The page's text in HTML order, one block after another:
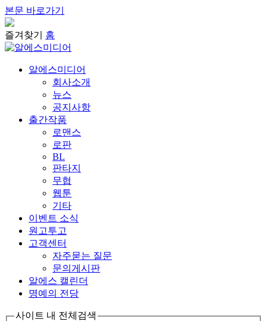
본문 바로가기
즐겨찾기 홈
알에스미디어
회사소개
뉴스
공지사항
출간작품
로맨스
로판
BL
판타지
무협
웹툰
기타
이벤트 소식
원고투고
고객센터
자주묻는 질문
문의게시판
알에스 캘린더
명예의 전당
사이트 내 전체검색